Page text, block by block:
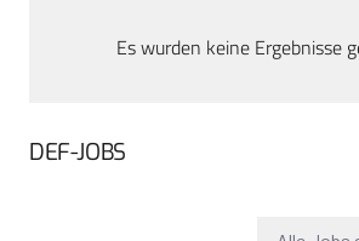
Es wurden keine Ergebnisse
DEF-JOBS